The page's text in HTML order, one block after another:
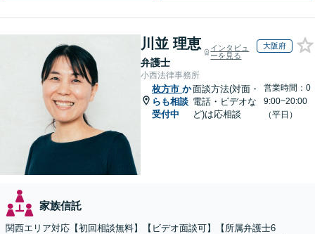
川並 理恵
弁護士
インタビュ
ーを見る
大阪府
小西法律事務所
枚方市 か
らも相談
受付中
面談方法(対面・
電話・ビデオな
ど)は応相談
営業時間：0
9:00~20:00
（平日）
家族信託
関西エリア対応【初回相談無料】【ビデオ面談可】【所属弁護士6